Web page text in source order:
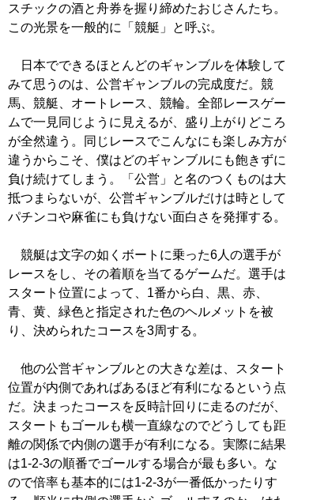
スチックの酒と舟券を握り締めたおじさんたち。
この光景を一般的に「競艇」と呼ぶ。
日本でできるほとんどのギャンブルを体験して
みて思うのは、公営ギャンブルの完成度だ。競
馬、競艇、オートレース、競輪。全部レースゲー
ムで一見同じように見えるが、盛り上がりどころ
が全然違う。同じレースでこんなにも楽しみ方が
違うからこそ、僕はどのギャンブルにも飽きずに
負け続けてしまう。「公営」と名のつくものは大
抵つまらないが、公営ギャンブルだけは時として
パチンコや麻雀にも負けない面白さを発揮する。
競艇は文字の如くボートに乗った6人の選手が
レースをし、その着順を当てるゲームだ。選手は
スタート位置によって、1番から白、黒、赤、
青、黄、緑色と指定された色のヘルメットを被
り、決められたコースを3周する。
他の公営ギャンブルとの大きな差は、スタート
位置が内側であればあるほど有利になるという点
だ。決まったコースを反時計回りに走るのだが、
スタートもゴールも横一直線なのでどうしても距
離の関係で内側の選手が有利になる。実際に結果
は1-2-3の順番でゴールする場合が最も多い。な
ので倍率も基本的には1-2-3が一番低かったりす